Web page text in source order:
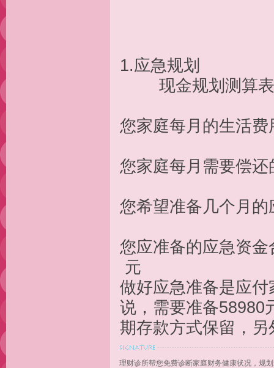
1.应
现金规
您家庭每
您家庭每月
您希望准备
您应准备的
元
做好应急准备是应
说，需要准备58980
期存款方式保留，
理财诊所帮您免费诊断家庭财务健康状况，规